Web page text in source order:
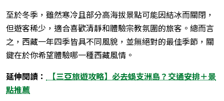
至於冬季，雖然寒冷且部分高海拔景點可能因結冰而關閉，
但遊客稀少，適合喜歡清靜和體驗宗教氛圍的旅客。總而言
之，西藏一年四季皆具不同風貌，並無絕對的最佳季節，關
鍵在於你希望體驗哪一種西藏風情。
延伸閱讀：
【三亞旅遊攻略】必去蜈支洲島？交通安排＋景
點推薦